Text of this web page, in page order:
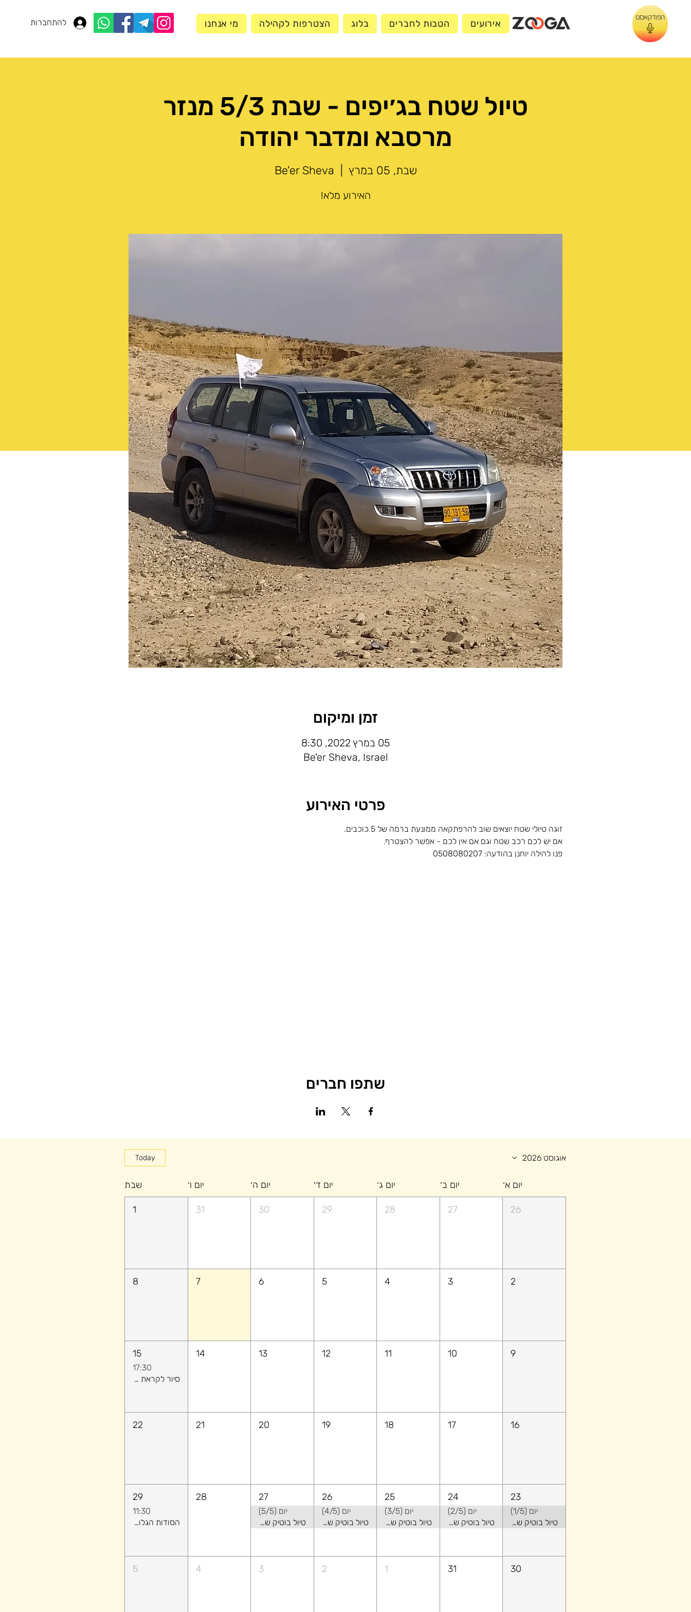
הפודקאסט
להתחברות אירועים הטבות לחברים בלוג הצטרפות לקהילה מי אנחנו
טיול שטח בג׳יפים - שבת 5/3 מנזר
מרסבא ומדבר יהודה
שבת, 05 במרץ Be'er Sheva
האירוע מלא!
זמן ומיקום
05 במרץ 2022, 8:30
Be'er Sheva, Israel
פרטי האירוע
פנו להילה יוחנן בהודעה: 0508080207
שתפו חברים
אוגוסט 2026 Today
יום א׳ יום ב׳ יום ג׳ יום ד׳ יום ה׳ יום ו׳ שבת
26
27
28
29
30
31
1
2
3
4
5
6
7
8
9
10
11
12
13
14
15
17:30
סיור לקראת שקיעה ​- לגלות יחד את הקסם של יפו העתיקה
16
17
18
19
20
21
22
23
יום (1/5)
טיול בוטיק של קיץ באלבניה - שילוב של טבע ואורבני
24
יום (2/5)
טיול בוטיק של קיץ באלבניה - שילוב של טבע ואורבני
25
יום (3/5)
טיול בוטיק של קיץ באלבניה - שילוב של טבע ואורבני
26
יום (4/5)
טיול בוטיק של קיץ באלבניה - שילוב של טבע ואורבני
27
יום (5/5)
טיול בוטיק של קיץ באלבניה - שילוב של טבע ואורבני
28
29
11:30
הסודות הגלויים: איך לקרוא אנשים (ולהשיג מה שרוצים) בלי לומר מילה
30
31
1
2
3
4
5